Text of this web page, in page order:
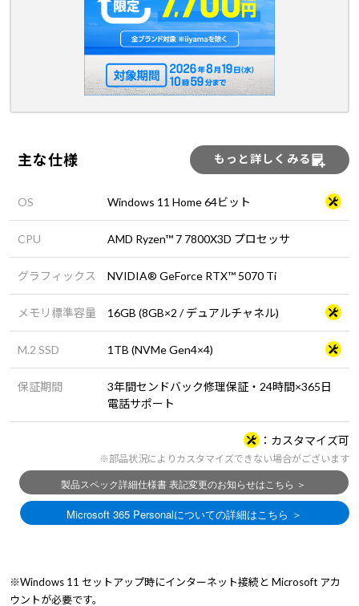
主な仕様 もっと詳しくみる
OS Windows 11 Home 64ビット
CPU AMD Ryzen™ 7 7800X3D プロセッサ
グラフィックス NVIDIA® GeForce RTX™ 5070 Ti
メモリ標準容量 16GB (8GB×2 / デュアルチャネル)
M.2 SSD 1TB (NVMe Gen4×4)
保証期間
3年間センドバック修理保証・24時間×365日
電話サポート
カスタマイズ可
※部品状況によりカスタマイズできない場合がございます
※Windows 11 セットアップ時にインターネット接続と Microsoft アカ
ウントが必要です。